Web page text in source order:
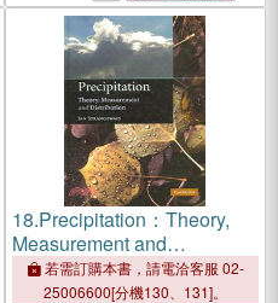
18.Precipitation：Theory,
Measurement and
Distribution
若需訂購本書，請電洽客服 02-
25006600[分機130、131]。